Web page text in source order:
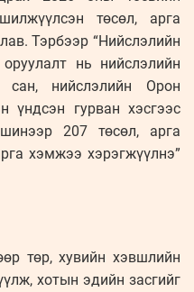
төсөл, арга
Тэрбээр “Нийслэлийн
нь нийслэлийн
сан, нийслэлийн Орон
үндсэн гурван хэсгээс
207 төсөл, арга
хэмжээ хэрэгжүүлнэ”
төр, хувийн хэвшлийн
хотын эдийн засгийг